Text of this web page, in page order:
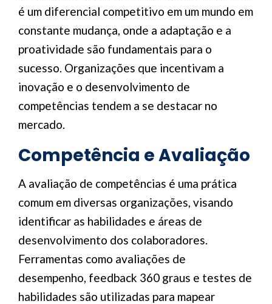
é um diferencial competitivo em um mundo em
constante mudança, onde a adaptação e a
proatividade são fundamentais para o
sucesso. Organizações que incentivam a
inovação e o desenvolvimento de
competências tendem a se destacar no
mercado.
Competência e Avaliação
A avaliação de competências é uma prática
comum em diversas organizações, visando
identificar as habilidades e áreas de
desenvolvimento dos colaboradores.
Ferramentas como avaliações de
desempenho, feedback 360 graus e testes de
habilidades são utilizadas para mapear